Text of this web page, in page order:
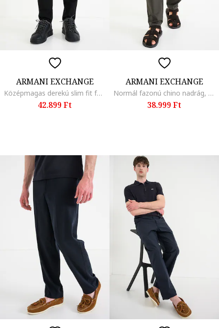
ARMANI EXCHANGE
Középmagas derekú slim fit farmernadrág, Fekete
42.899 Ft
ARMANI EXCHANGE
Normál fazonú chino nadrág, Khaki
38.999 Ft